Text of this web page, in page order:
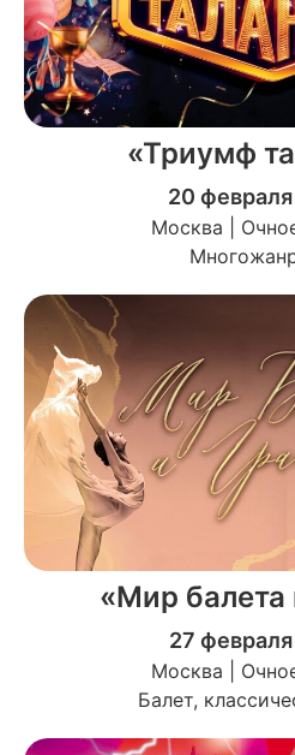
«Триумф
20 февраля
Москва |
«Мир балета
27 февраля
Москва |
Балет,